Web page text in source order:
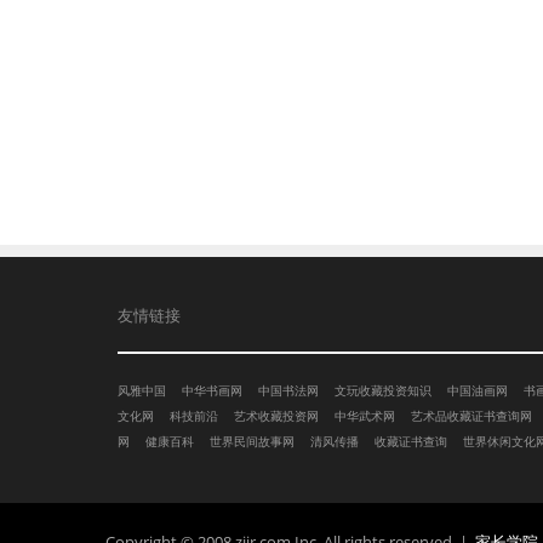
友情链接
风雅中国 中华书画网 中国书法网 文玩收藏投资知识 中国油画网 书
文化网
科技前沿 艺术收藏投资网 中华武术网 艺术品收藏证书查询网
网
健康百科 世界民间故事网 清风传播 收藏证书查询 世界休闲文化